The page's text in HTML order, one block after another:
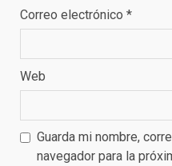
Correo electrónico *
Web
Guarda mi nombre,
navegador para la